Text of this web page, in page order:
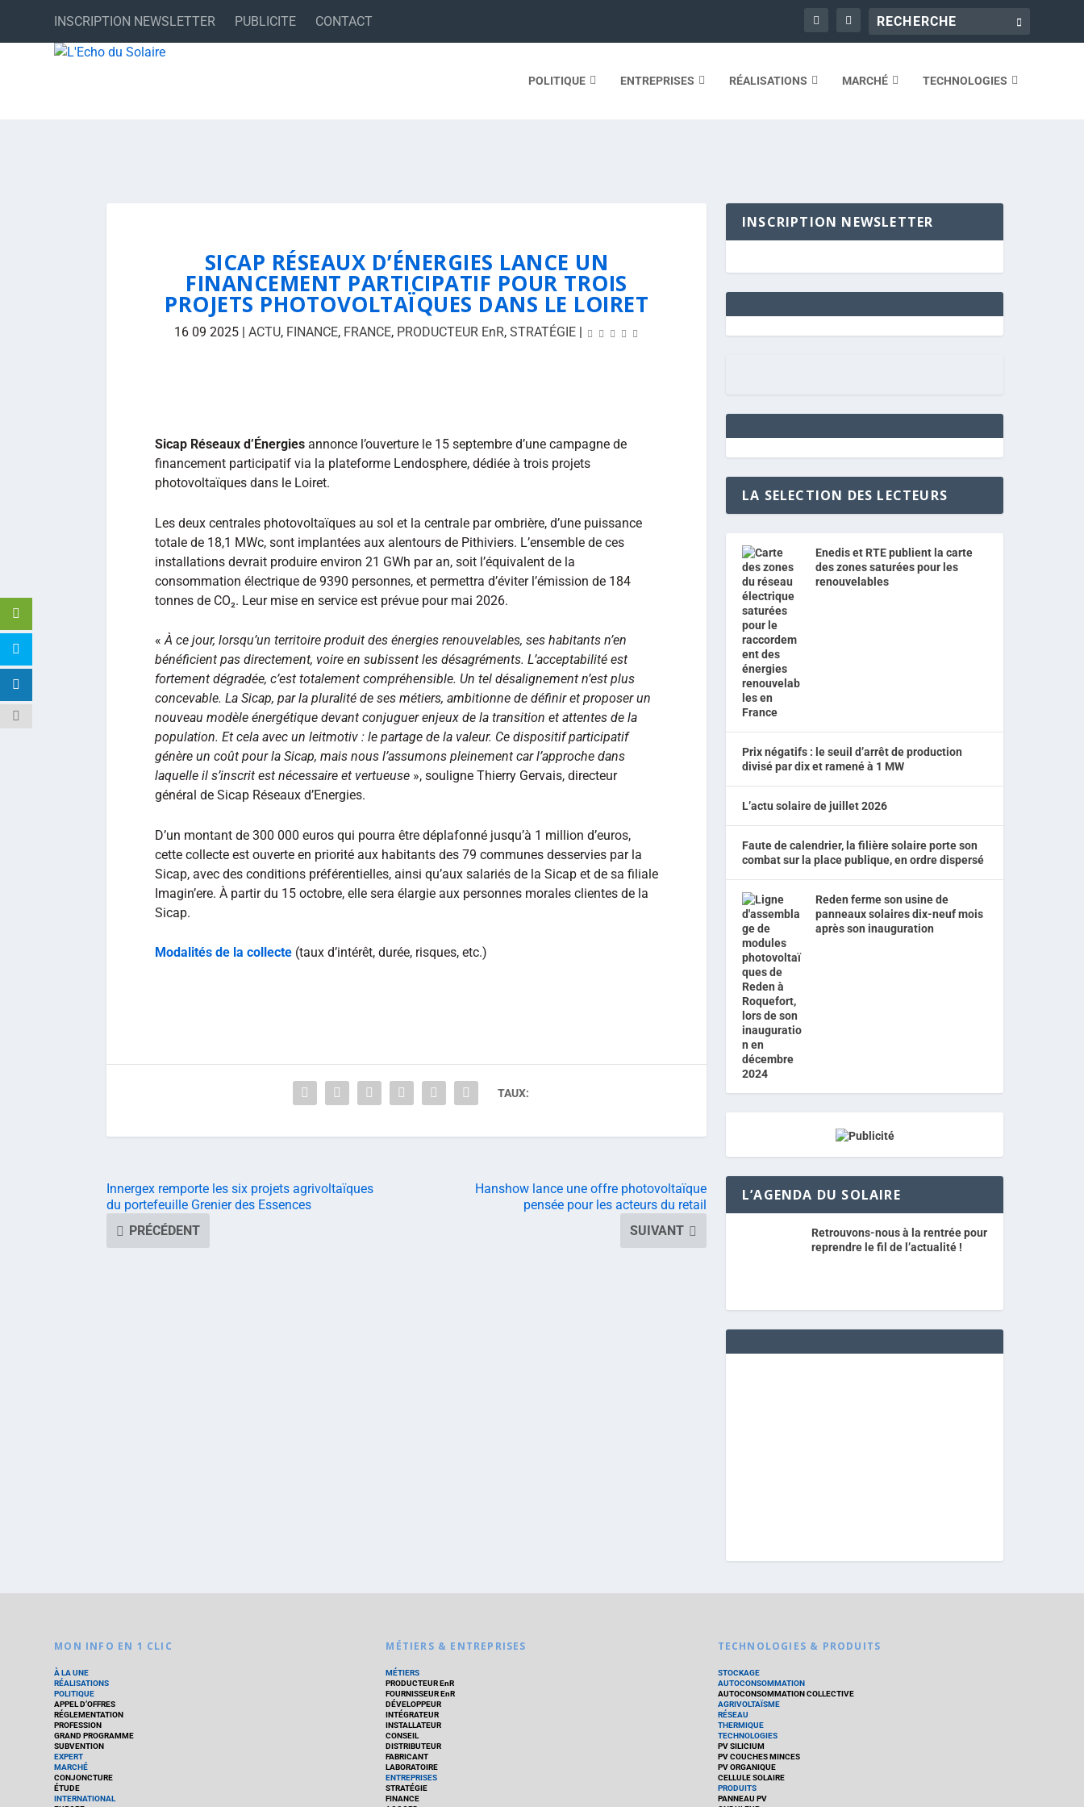
INSCRIPTION NEWSLETTER PUBLICITE CONTACT
POLITIQUE ENTREPRISES RÉALISATIONS MARCHÉ TECHNOLOGIES
SICAP RÉSEAUX D’ÉNERGIES LANCE UN
FINANCEMENT PARTICIPATIF POUR TROIS
PROJETS PHOTOVOLTAÏQUES DANS LE LOIRET
16 09 2025 | ACTU, FINANCE, FRANCE, PRODUCTEUR EnR, STRATÉGIE |
Sicap Réseaux d’Énergies annonce l’ouverture le 15 septembre d’une campagne de
financement participatif via la plateforme Lendosphere, dédiée à trois projets
photovoltaïques dans le Loiret.
Les deux centrales photovoltaïques au sol et la centrale par ombrière, d’une puissance
totale de 18,1 MWc, sont implantées aux alentours de Pithiviers. L’ensemble de ces
installations devrait produire environ 21 GWh par an, soit l’équivalent de la
consommation électrique de 9390 personnes, et permettra d’éviter l’émission de 184
tonnes de CO₂. Leur mise en service est prévue pour mai 2026.
«À ce jour, lorsqu’un territoire produit des énergies renouvelables, ses habitants n’en
bénéficient pas directement, voire en subissent les désagréments. L’acceptabilité est
fortement dégradée, c’est totalement compréhensible. Un tel désalignement n’est plus
concevable. La Sicap, par la pluralité de ses métiers, ambitionne de définir et proposer un
nouveau modèle énergétique devant conjuguer enjeux de la transition et attentes de la
population. Et cela avec un leitmotiv : le partage de la valeur. Ce dispositif participatif
génère un coût pour la Sicap, mais nous l’assumons pleinement car l’approche dans
laquelle il s’inscrit est nécessaire et vertueuse », souligne Thierry Gervais, directeur
général de Sicap Réseaux d’Energies.
D’un montant de 300 000 euros qui pourra être déplafonné jusqu’à 1 million d’euros,
cette collecte est ouverte en priorité aux habitants des 79 communes desservies par la
Sicap, avec des conditions préférentielles, ainsi qu’aux salariés de la Sicap et de sa filiale
Imagin’ere. À partir du 15 octobre, elle sera élargie aux personnes morales clientes de la
Sicap.
Modalités de la collecte (taux d’intérêt, durée, risques, etc.)
TAUX:
Innergex remporte les six projets agrivoltaïques
du portefeuille Grenier des Essences
PRÉCÉDENT
Hanshow lance une offre photovoltaïque
pensée pour les acteurs du retail
SUIVANT
INSCRIPTION NEWSLETTER
LA SELECTION DES LECTEURS
Enedis et RTE publient la carte
des zones saturées pour les
renouvelables
Prix négatifs : le seuil d’arrêt de production
divisé par dix et ramené à 1 MW
L’actu solaire de juillet 2026
Faute de calendrier, la filière solaire porte son
combat sur la place publique, en ordre dispersé
Reden ferme son usine de
panneaux solaires dix-neuf mois
après son inauguration
L’AGENDA DU SOLAIRE
Retrouvons-nous à la rentrée pour
reprendre le fil de l’actualité !
MON INFO EN 1 CLIC
À LA UNE
RÉALISATIONS
POLITIQUE
APPEL D’OFFRES
RÉGLEMENTATION
PROFESSION
GRAND PROGRAMME
SUBVENTION
EXPERT
MARCHÉ
CONJONCTURE
ÉTUDE
INTERNATIONAL
MÉTIERS & ENTREPRISES
MÉTIERS
PRODUCTEUR EnR
FOURNISSEUR EnR
DÉVELOPPEUR
INTÉGRATEUR
INSTALLATEUR
CONSEIL
DISTRIBUTEUR
FABRICANT
LABORATOIRE
ENTREPRISES
STRATÉGIE
FINANCE
TECHNOLOGIES & PRODUITS
STOCKAGE
AUTOCONSOMMATION
AUTOCONSOMMATION COLLECTIVE
AGRIVOLTAÏSME
RÉSEAU
THERMIQUE
TECHNOLOGIES
PV SILICIUM
PV COUCHES MINCES
PV ORGANIQUE
CELLULE SOLAIRE
PRODUITS
PANNEAU PV